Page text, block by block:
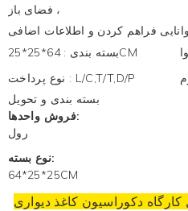
، فضای باز
فراهم کردن و اطلاعات اضافی
بسته بندی : 64*25*25CM
: L/C,T/T,D/P
بسته بندی و تحویل
فروش واحدها:
رول
نوع بسته:
64*25*25CM
دکوراسیون کاغذ دیواری